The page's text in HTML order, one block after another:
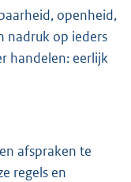
openheid,
nadruk op ieders
handelen: eerlijk
afspraken te
regels en